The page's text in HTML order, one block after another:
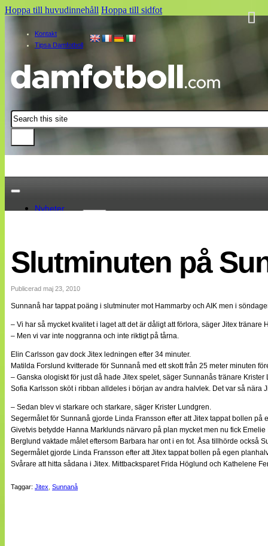
Hoppa till huvudinnehåll Hoppa till sidfot
Kontakt
Tipsa Damfotboll
Sök
Nyheter
Landslaget
EM 2013
Internationellt
Bildreportage
Bloggar
Lagen
Webb-TV
Medlemsbilder
Till klubbkassan
NÄTverket
Split vision
Annonsera
Statistik
Tipsa Damfotboll
Kontakt
Slutminuten på
Publicerad maj 23, 2010
Sunnanå har tappat poäng i slutminuter mot Hammarby och AIK men i
– Vi har så mycket kvalitet i laget att det är dåligt att förlora, säger Jitex tränare
– Men vi var inte noggranna och inte riktigt på tårna.
Elin Carlsson gav dock Jitex ledningen efter 34 minuter.
Matilda Forslund kvitterade för Sunnanå med ett skott från 25 meter minuten
– Ganska ologiskt för just då hade Jitex spelet, säger Sunnanås tränare Krister
Sofia Karlsson sköt i ribban alldeles i början av andra halvlek. Det var så nära
– Sedan blev vi starkare och starkare, säger Krister Lundgren.
Segermålet för Sunnanå gjorde Linda Fransson efter att Jitex tappat bollen på
Givetvis betydde Hanna Marklunds närvaro på plan mycket men nu fick
Berglund vaktade målet eftersom Barbara har ont i en fot. Åsa tillhörde också
Segermålet gjorde Linda Fransson efter att Jitex tappat bollen på egen
Svårare att hitta sådana i Jitex. Mittbacksparet Frida Höglund och Kathelene
Taggar: Jitex Sunnanå